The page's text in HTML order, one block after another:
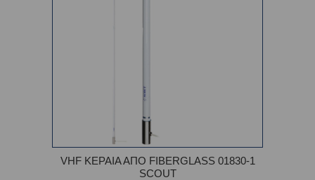
VHF ΚΕΡΑΙΑ ΑΠΟ FIBERGLASS 01830-1
SCOUT